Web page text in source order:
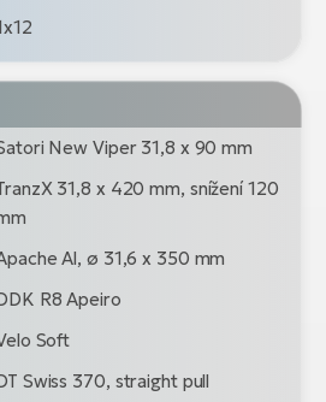
New Viper 31,8 x 90 mm
31,8 x 420 mm, snížení 120
Al, ø 31,6 x 350 mm
R8 Apeiro
Soft
Swiss 370, straight pull